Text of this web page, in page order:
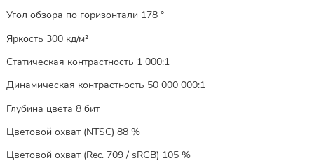
Угол обзора по горизонтали 178 °
Яркость 300 кд/м²
Статическая контрастность 1 000:1
Динамическая контрастность 50 000 000:1
Глубина цвета 8 бит
Цветовой охват (NTSC) 88 %
Цветовой охват (Rec. 709 / sRGB) 105 %